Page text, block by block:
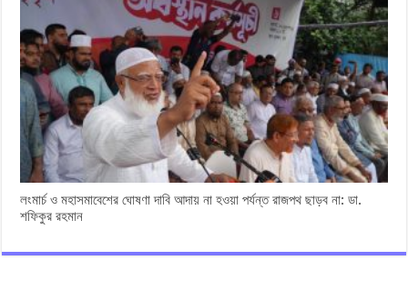
লংমার্চ ও মহাসমাবেশের ঘোষণা দাবি আদায় না হওয়া পর্যন্ত রাজপথ ছাড়ব না: ডা.
শফিকুর রহমান